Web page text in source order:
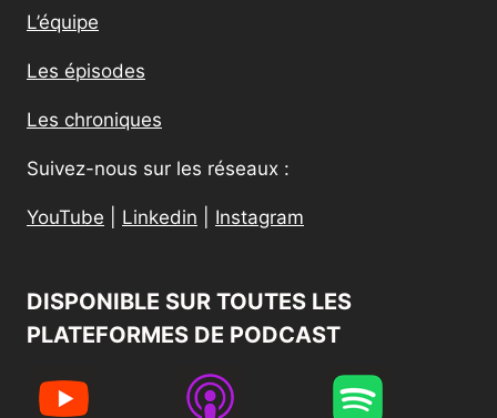
L’équipe
Les épisodes
Les chroniques
Suivez-nous sur les réseaux :
YouTube Linkedin Instagram
DISPONIBLE SUR TOUTES LES
PLATEFORMES DE PODCAST​